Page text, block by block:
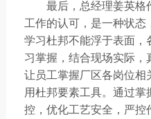
最后，总经理姜英格
工作的认可，是一种状态
学习杜邦不能浮于表面
习掌握，结合现场实际，
让员工掌握厂区各岗位
用杜邦要素工具。通过
控，优化工艺安全，严控